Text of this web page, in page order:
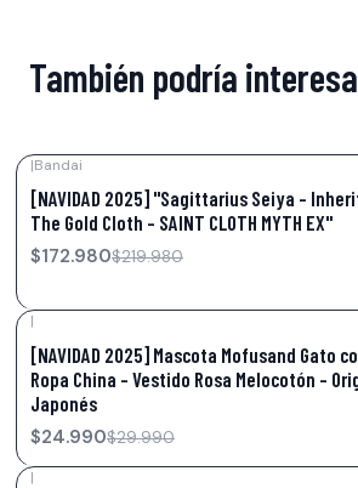
También podría
|Bandai
[NAVIDAD 2025] "Sagittarius Seiya -
The Gold Cloth - SAINT CLOTH MYTH EX"
$172.980$219.980
|
[NAVIDAD 2025] Mascota Mofusand Gato
Ropa China – Vestido Rosa Melocotón –
Japonés
$24.990$29.990
|